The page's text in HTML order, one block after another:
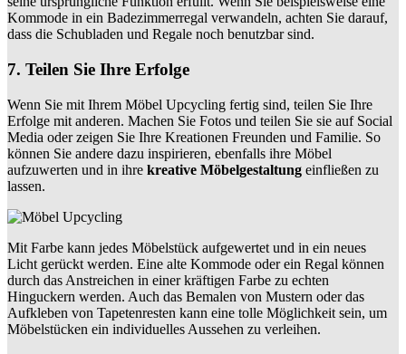
Kommode in ein Badezimmerregal verwandeln, achten Sie darauf,
dass die Schubladen und Regale noch benutzbar sind.
7. Teilen Sie Ihre Erfolge
Wenn Sie mit Ihrem Möbel Upcycling fertig sind, teilen Sie Ihre
Erfolge mit anderen. Machen Sie Fotos und teilen Sie sie auf Social
Media oder zeigen Sie Ihre Kreationen Freunden und Familie. So
können Sie andere dazu inspirieren, ebenfalls ihre Möbel
aufzuwerten und in ihre kreative Möbelgestaltung einfließen zu
lassen.
Mit Farbe kann jedes Möbelstück aufgewertet und in ein neues
Licht gerückt werden. Eine alte Kommode oder ein Regal können
durch das Anstreichen in einer kräftigen Farbe zu echten
Hinguckern werden. Auch das Bemalen von Mustern oder das
Aufkleben von Tapetenresten kann eine tolle Möglichkeit sein, um
Möbelstücken ein individuelles Aussehen zu verleihen.